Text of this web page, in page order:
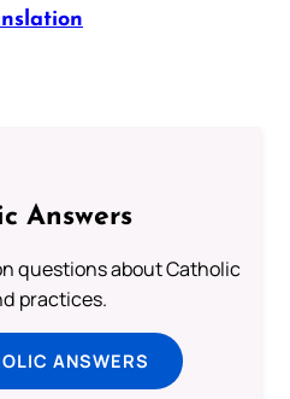
Answers
questions about Catholic
practices.
ANSWERS